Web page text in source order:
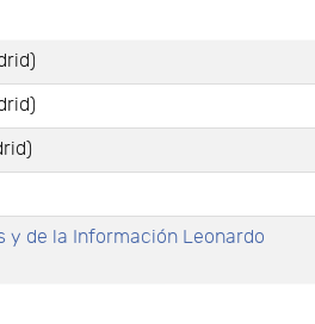
y de la Información Leonardo